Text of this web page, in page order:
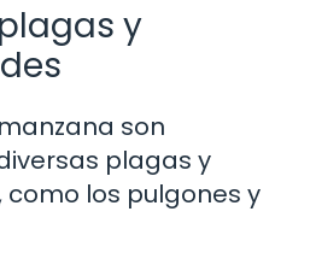
y
son
plagas y
los pulgones y